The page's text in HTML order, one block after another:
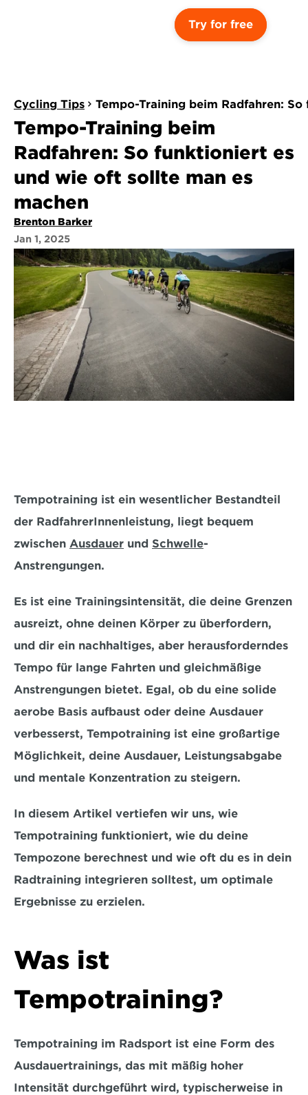
Try for free
Cycling Tips Tempo-Training beim Radfahren:
Tempo-Training beim
Radfahren: So funktioniert es
und wie oft sollte man es
machen
Brenton Barker
Jan 1, 2025
Tempotraining ist ein wesentlicher Bestandteil
der RadfahrerInnenleistung, liegt bequem
zwischen Ausdauer und Schwelle-
Anstrengungen.
Es ist eine Trainingsintensität, die deine Grenzen
ausreizt, ohne deinen Körper zu überfordern,
und dir ein nachhaltiges, aber herausforderndes
Tempo für lange Fahrten und gleichmäßige
Anstrengungen bietet. Egal, ob du eine solide
aerobe Basis aufbaust oder deine Ausdauer
verbesserst, Tempotraining ist eine großartige
Möglichkeit, deine Ausdauer, Leistungsabgabe
und mentale Konzentration zu steigern.
In diesem Artikel vertiefen wir uns, wie
Tempotraining funktioniert, wie du deine
Tempozone berechnest und wie oft du es in dein
Radtraining integrieren solltest, um optimale
Ergebnisse zu erzielen.
Was ist
Tempotraining?
Tempotraining im Radsport ist eine Form des
Ausdauertrainings, das mit mäßig hoher
Intensität durchgeführt wird, typischerweise in